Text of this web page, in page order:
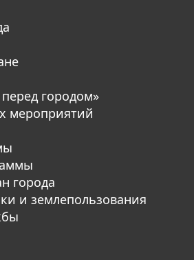
городом»
мероприятий
города
и землепользования